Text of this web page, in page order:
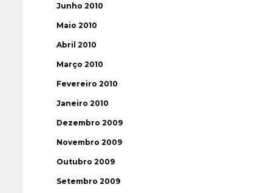
Junho 2010
Maio 2010
Abril 2010
Março 2010
Fevereiro 2010
Janeiro 2010
Dezembro 2009
Novembro 2009
Outubro 2009
Setembro 2009